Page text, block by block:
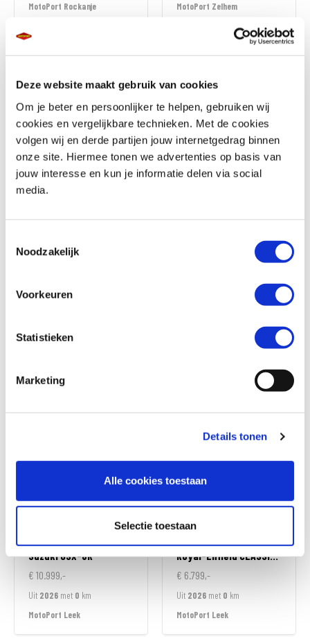
Deze website maakt gebruik van cookies
Om je beter en persoonlijker te helpen, gebruiken wij
cookies en vergelijkbare technieken. Met de cookies
volgen wij en derde partijen jouw internetgedrag binnen
onze site. Hiermee tonen we advertenties op basis van
jouw interesse en kun je informatie delen via social
media.
Noodzakelijk
Voorkeuren
Statistieken
Marketing
Details tonen
Alle cookies toestaan
Selectie toestaan
MotoPort Rockanje
MotoPort Zelhem
BMW
F 900 R
€ 10.490,-
Uit2026
Honda
ADV 350
€ 8.299,-
MotoPort Goes
MotoPort Goes
SuzukiGSX-8R
€ 10.999,-
Uit 2026 met 0 km
MotoPort Leek
Royal-EnfieldCLASSIC 350
€ 6.799,-
Uit 2026 met 0 km
MotoPort Leek